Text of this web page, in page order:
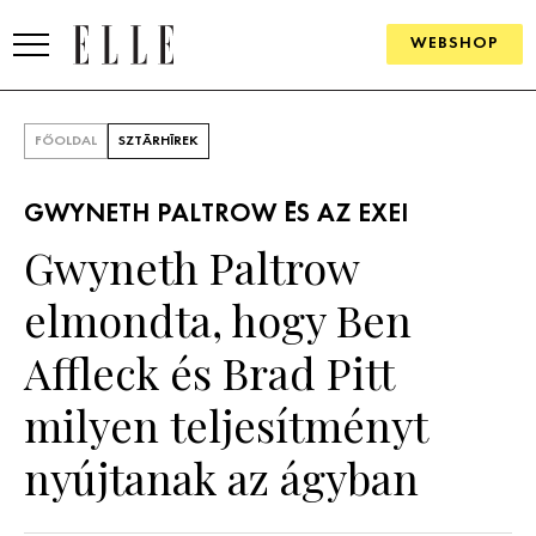
WEBSHOP
SZÉPSÉG
PSZICHÉ
ÉLETMÓD
FŐOLDAL SZTÁRHÍREK
GWYNETH PALTROW ÉS AZ EXEI
Gwyneth Paltrow
elmondta, hogy Ben
Affleck és Brad Pitt
milyen teljesítményt
nyújtanak az ágyban